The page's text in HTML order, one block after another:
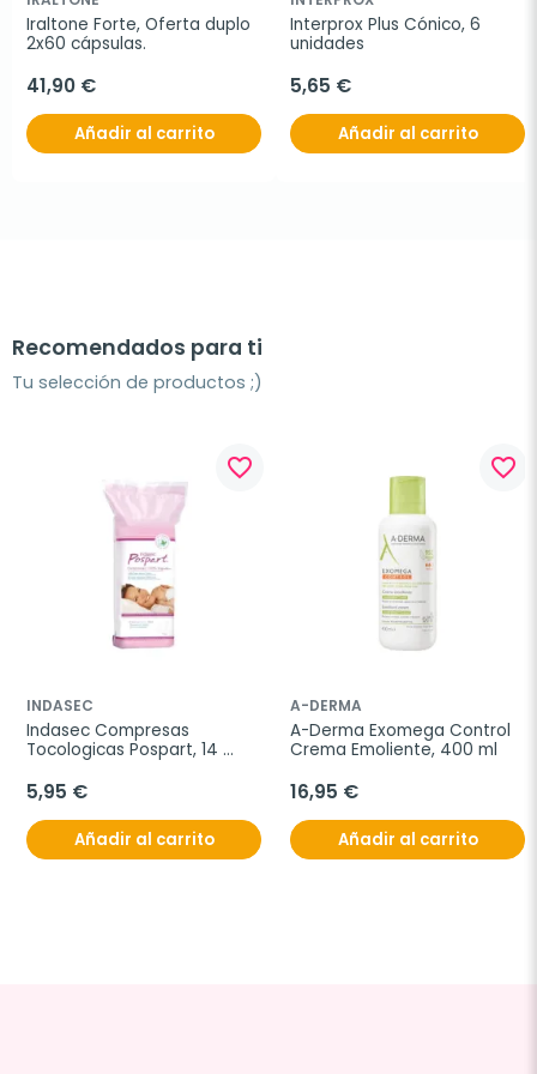
Iraltone Forte, Oferta duplo
2x60 cápsulas.
41,90 €
Añadir al carrito
Interprox Plus Cónico, 6
unidades
5,65 €
Añadir al carrito
Recomendados para ti
Tu selección de productos ;)
favorite_border
INDASEC
Indasec Compresas
Tocologicas Pospart, 14
5,95 €
Añadir al carrito
favorite_border
A-DERMA
A-Derma Exomega Control
Crema Emoliente, 400 ml
16,95 €
Añadir al carrito